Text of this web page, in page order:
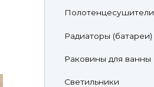
Полотенцесушители
Радиаторы (батареи)
Раковины для ванны
Светильники